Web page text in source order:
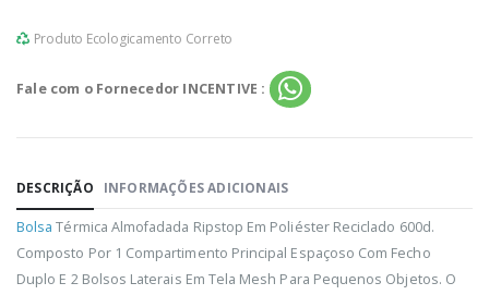
Produto Ecologicamento Correto
Fale com o Fornecedor INCENTIVE :
DESCRIÇÃO INFORMAÇÕES ADICIONAIS
Bolsa Térmica Almofadada Ripstop Em Poliéster Reciclado 600d.
Composto Por 1 Compartimento Principal Espaçoso Com Fecho
Duplo E 2 Bolsos Laterais Em Tela Mesh Para Pequenos Objetos. O